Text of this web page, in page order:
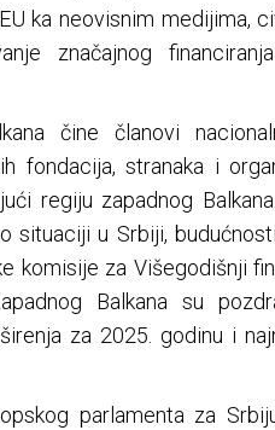
ka neovisnim medijima,
značajnog
čine članovi
fondacija, stranaka i
regiju zapadnog
situaciji u Srbiji,
komisije za Višegodišnji
Balkana su
za 2025. godinu i
parlamenta za